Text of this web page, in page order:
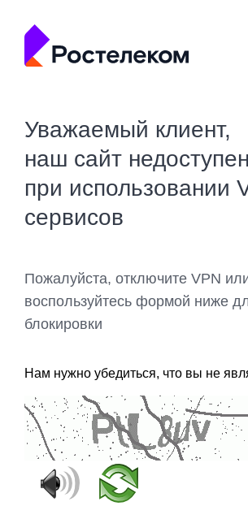
Уважаемый клиент,
наш сайт недоступен
при использовании
сервисов
Пожалуйста, отключите VPN
воспользуйтесь формой ниже
блокировки
Нам нужно убедиться, что вы не